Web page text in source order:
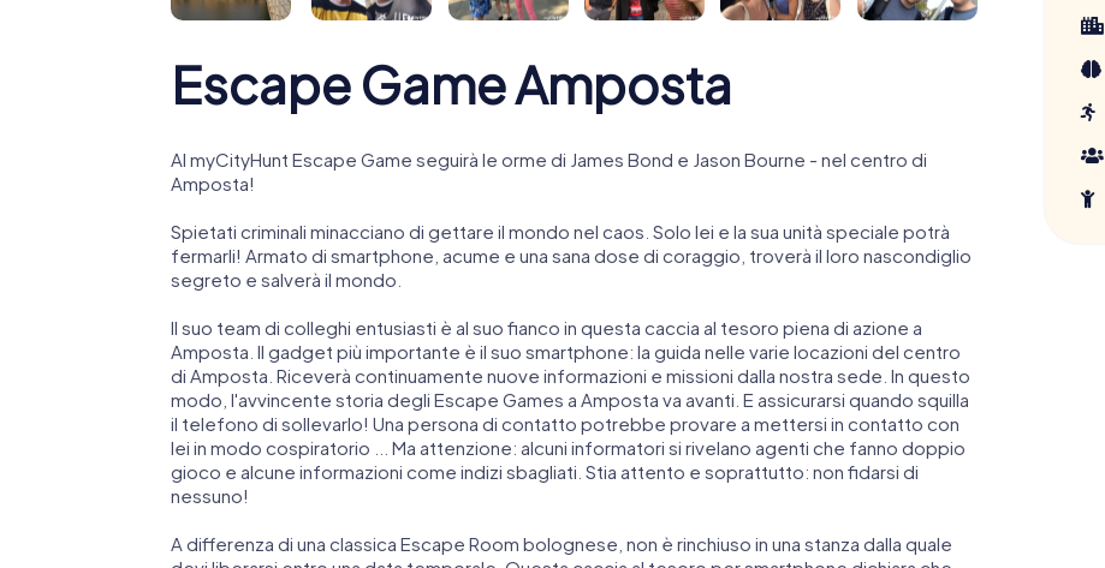
Escape Game Amposta
Al myCityHunt Escape Game seguirà le orme di James Bond e Jason Bourne - nel centro di
Amposta!
Spietati criminali minacciano di gettare il mondo nel caos. Solo lei e la sua unità speciale potrà
fermarli! Armato di smartphone, acume e una sana dose di coraggio, troverà il loro nascondiglio
segreto e salverà il mondo.
Il suo team di colleghi entusiasti è al suo fianco in questa caccia al tesoro piena di azione a
Amposta. Il gadget più importante è il suo smartphone: la guida nelle varie locazioni del centro
di Amposta. Riceverà continuamente nuove informazioni e missioni dalla nostra sede. In questo
modo, l'avvincente storia degli Escape Games a Amposta va avanti. E assicurarsi quando squilla
il telefono di sollevarlo! Una persona di contatto potrebbe provare a mettersi in contatto con
lei in modo cospiratorio ... Ma attenzione: alcuni informatori si rivelano agenti che fanno doppio
gioco e alcune informazioni come indizi sbagliati. Stia attento e soprattutto: non fidarsi di
nessuno!
A differenza di una classica Escape Room bolognese, non è rinchiuso in una stanza dalla quale